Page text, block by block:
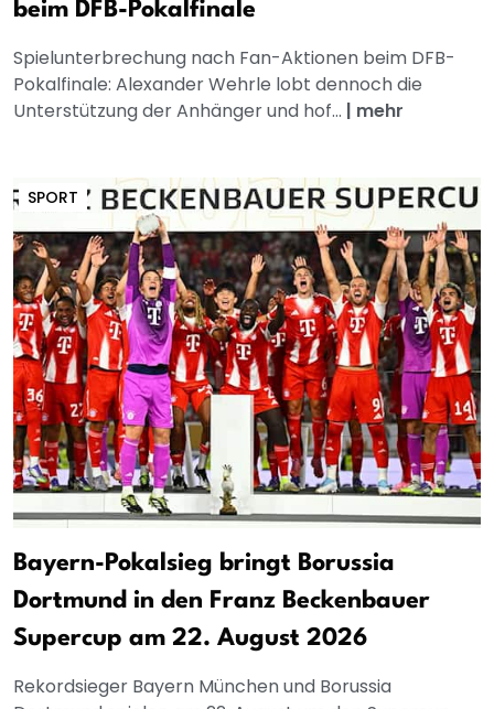
beim DFB-Pokalfinale
Spielunterbrechung nach Fan-Aktionen beim DFB-
Pokalfinale: Alexander Wehrle lobt dennoch die
Unterstützung der Anhänger und hof... | mehr
SPORT
Bayern-Pokalsieg bringt Borussia
Dortmund in den Franz Beckenbauer
Supercup am 22. August 2026
Rekordsieger Bayern München und Borussia